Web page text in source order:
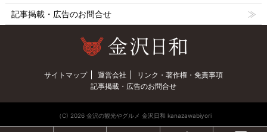
記事掲載・広告のお問合せ
サイトマップ 運営会社
リンク・著作権・免責事項
記事掲載・広告のお問合せ
（C) 2026 金沢の観光やグルメ 金沢日和 kanazawabiyori